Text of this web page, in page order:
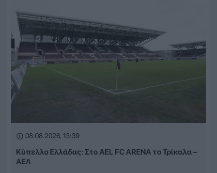
08.08.2026, 13:39
Κύπελλο Ελλάδας: Στο AEL FC ARENA το Τρίκαλα –
ΑΕΛ